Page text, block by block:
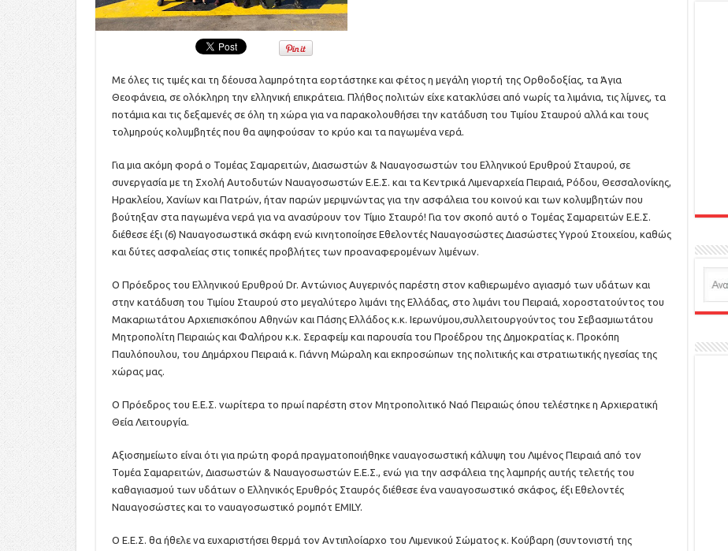
Με όλες τις τιμές και τη δέουσα λαμπρότητα εορτάστηκε και φέτος η μεγάλη γιορτή της Ορθοδοξίας, τα Άγια
Θεοφάνεια, σε ολόκληρη την ελληνική επικράτεια. Πλήθος πολιτών είχε κατακλύσει από νωρίς τα λιμάνια, τις λίμνες, τα
ποτάμια και τις δεξαμενές σε όλη τη χώρα για να παρακολουθήσει την κατάδυση του Τιμίου Σταυρού αλλά και τους
τολμηρούς κολυμβητές που θα αψηφούσαν το κρύο και τα παγωμένα νερά.
Για μια ακόμη φορά ο Τομέας Σαμαρειτών, Διασωστών & Ναυαγοσωστών του Ελληνικού Ερυθρού Σταυρού, σε
συνεργασία με τη Σχολή Αυτοδυτών Ναυαγοσωστών Ε.Ε.Σ. και τα Κεντρικά Λιμεναρχεία Πειραιά, Ρόδου, Θεσσαλονίκης,
Ηρακλείου, Χανίων και Πατρών, ήταν παρών μεριμνώντας για την ασφάλεια του κοινού και των κολυμβητών που
βούτηξαν στα παγωμένα νερά για να ανασύρουν τον Τίμιο Σταυρό! Για τον σκοπό αυτό ο Τομέας Σαμαρειτών Ε.Ε.Σ.
διέθεσε έξι (6) Ναυαγοσωστικά σκάφη ενώ κινητοποίησε Εθελοντές Ναυαγοσώστες Διασώστες Υγρού Στοιχείου, καθώς
και δύτες ασφαλείας στις τοπικές προβλήτες των προαναφερομένων λιμένων.
Ο Πρόεδρος του Ελληνικού Ερυθρού Dr. Αντώνιος Αυγερινός παρέστη στον καθιερωμένο αγιασμό των υδάτων και
στην κατάδυση του Τιμίου Σταυρού στο μεγαλύτερο λιμάνι της Ελλάδας, στο λιμάνι του Πειραιά, χοροστατούντος του
Μακαριωτάτου Αρχιεπισκόπου Αθηνών και Πάσης Ελλάδος κ.κ. Ιερωνύμου,συλλειτουργούντος του Σεβασμιωτάτου
Μητροπολίτη Πειραιώς και Φαλήρου κ.κ. Σεραφείμ και παρουσία του Προέδρου της Δημοκρατίας κ. Προκόπη
Παυλόπουλου, του Δημάρχου Πειραιά κ. Γιάννη Μώραλη και εκπροσώπων της πολιτικής και στρατιωτικής ηγεσίας της
χώρας μας.
Ο Πρόεδρος του Ε.Ε.Σ. νωρίτερα το πρωί παρέστη στον Μητροπολιτικό Ναό Πειραιώς όπου τελέστηκε η Αρχιερατική
Θεία Λειτουργία.
Αξιοσημείωτο είναι ότι για πρώτη φορά πραγματοποιήθηκε ναυαγοσωστική κάλυψη του Λιμένος Πειραιά από τον
Τομέα Σαμαρειτών, Διασωστών & Ναυαγοσωστών Ε.Ε.Σ., ενώ για την ασφάλεια της λαμπρής αυτής τελετής του
καθαγιασμού των υδάτων ο Ελληνικός Ερυθρός Σταυρός διέθεσε ένα ναυαγοσωστικό σκάφος, έξι Εθελοντές
Ναυαγοσώστες και το ναυαγοσωστικό ρομπότ EMILY.
Ο Ε.Ε.Σ. θα ήθελε να ευχαριστήσει θερμά τον Αντιπλοίαρχο του Λιμενικού Σώματος κ. Κούβαρη (συντονιστή της